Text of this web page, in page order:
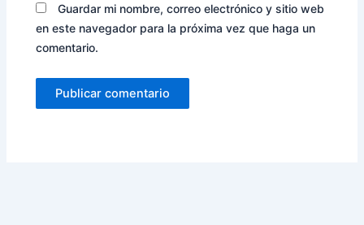
Guardar mi nombre, correo electrónico y sitio web
en este navegador para la próxima vez que haga un
comentario.